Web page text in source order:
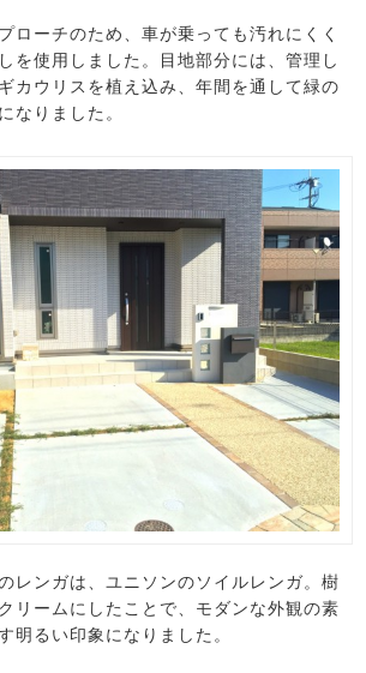
ローチのため、車が乗っても汚れにくく
を使用しました。目地部分には、管理し
カウリスを植え込み、年間を通して緑の
なりました。
レンガは、ユニソンのソイルレンガ。樹
リームにしたことで、モダンな外観の素
明るい印象になりました。